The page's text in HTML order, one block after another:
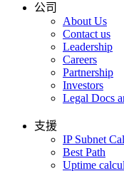
公司
About Us
Contact us
Leadership
Careers
Partnership
Investors
Legal Docs
支援
IP Subnet
Best Path
Uptime